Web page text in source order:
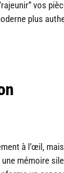
vos
plus
à l’œil,
mémoire